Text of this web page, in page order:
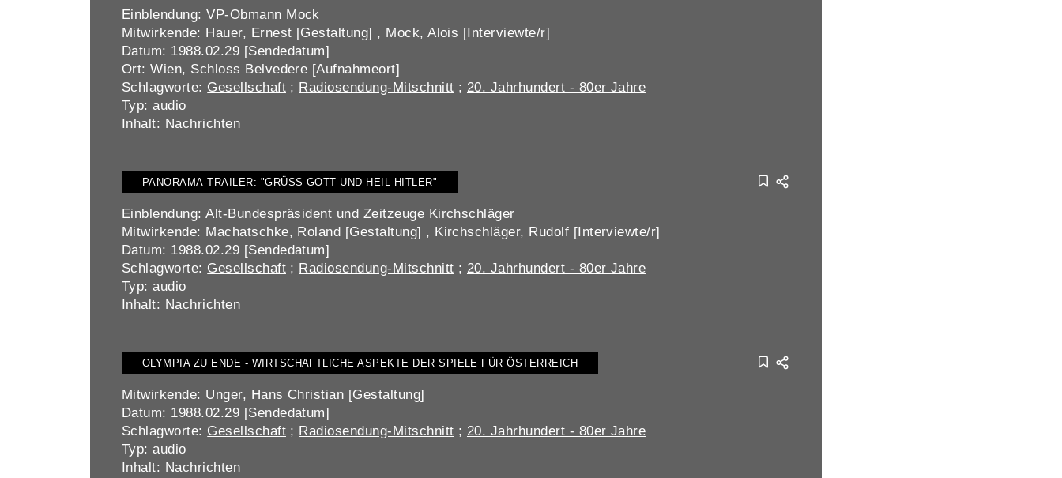
Einblendung: VP-Obmann Mock
Mitwirkende: Hauer, Ernest [Gestaltung] , Mock, Alois [Interviewte/r]
Datum: 1988.02.29 [Sendedatum]
Ort: Wien, Schloss Belvedere [Aufnahmeort]
Schlagworte: Gesellschaft ; Radiosendung-Mitschnitt ; 20. Jahrhundert - 80er Jahre
Typ: audio
Inhalt: Nachrichten
PANORAMA-TRAILER: "GRÜSS GOTT UND HEIL HITLER"
Einblendung: Alt-Bundespräsident und Zeitzeuge Kirchschläger
Mitwirkende: Machatschke, Roland [Gestaltung] , Kirchschläger, Rudolf [Interviewte/r]
Datum: 1988.02.29 [Sendedatum]
Schlagworte: Gesellschaft ; Radiosendung-Mitschnitt ; 20. Jahrhundert - 80er Jahre
Typ: audio
Inhalt: Nachrichten
OLYMPIA ZU ENDE - WIRTSCHAFTLICHE ASPEKTE DER SPIELE FÜR ÖSTERREICH
Mitwirkende: Unger, Hans Christian [Gestaltung]
Datum: 1988.02.29 [Sendedatum]
Schlagworte: Gesellschaft ; Radiosendung-Mitschnitt ; 20. Jahrhundert - 80er Jahre
Typ: audio
Inhalt: Nachrichten